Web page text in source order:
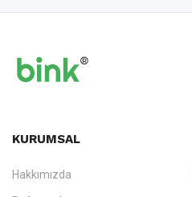
KURUMSAL
Hakkımızda